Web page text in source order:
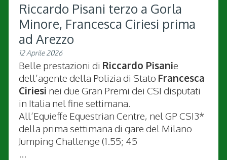
Riccardo Pisani terzo a Gorla
Minore, Francesca Ciriesi prima
ad Arezzo
12 Aprile 2026
Belle prestazioni di Riccardo Pisanie
dell’agente della Polizia di Stato Francesca
Ciriesi nei due Gran Premi dei CSI disputati
in Italia nel fine settimana.
All’Equieffe Equestrian Centre, nel GP CSI3*
della prima settimana di gare del Milano
Jumping Challenge (1.55; 45
...